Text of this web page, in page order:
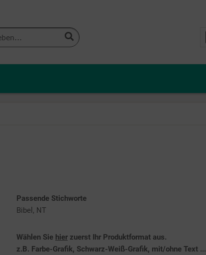
Passende Stichworte
Bibel, NT
Wählen Sie hier zuerst Ihr Produktformat aus.
z.B. Farbe-Grafik, Schwarz-Weiß-Grafik, mit/ohne Text ...